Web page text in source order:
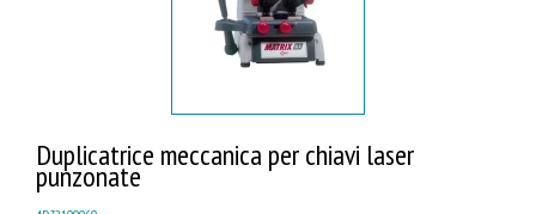
Duplicatrice meccanica per chiavi laser
punzonate